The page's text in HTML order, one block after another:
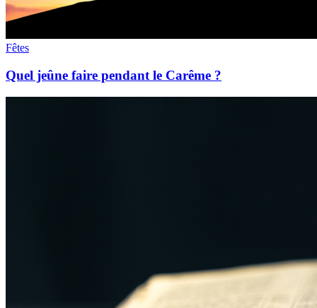
Fêtes
Quel jeûne faire pendant le Carême ?